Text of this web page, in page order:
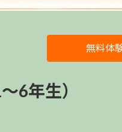
無料体
6年生）